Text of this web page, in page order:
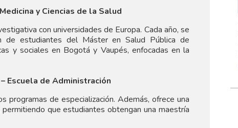
y Ciencias de la Salud
con universidades de Europa. Cada año, se
de estudiantes del Máster en Salud Pública de
y sociales en Bogotá y Vaupés, enfocadas en la
Escuela de Administración
programas de especialización. Además, ofrece una
que estudiantes obtengan una maestría